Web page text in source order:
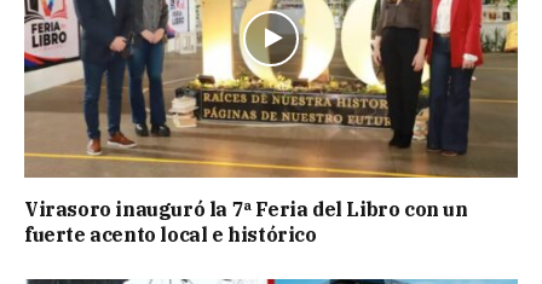
Virasoro inauguró la 7ª Feria del Libro con un
fuerte acento local e histórico